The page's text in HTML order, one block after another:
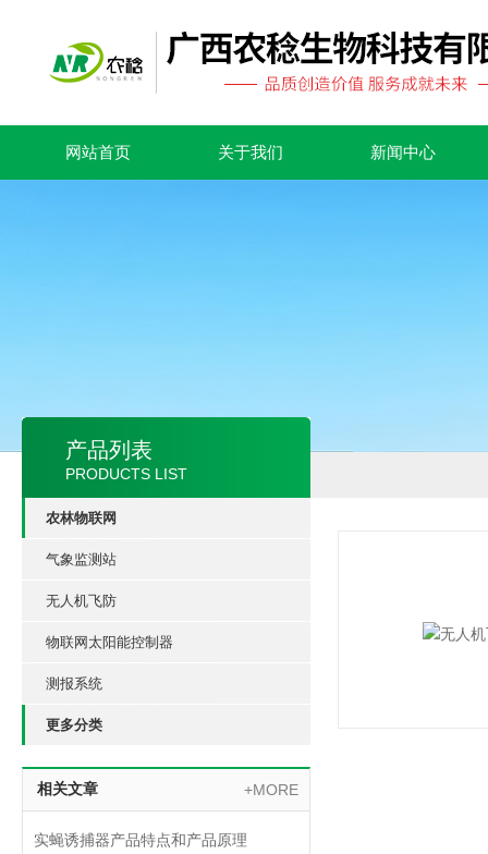
网站首页 关于我们 新闻中心
产品列表
PRODUCTS LIST
农林物联网
气象监测站
无人机飞防
物联网太阳能控制器
测报系统
更多分类
相关文章 +MORE
实蝇诱捕器产品特点和产品原理